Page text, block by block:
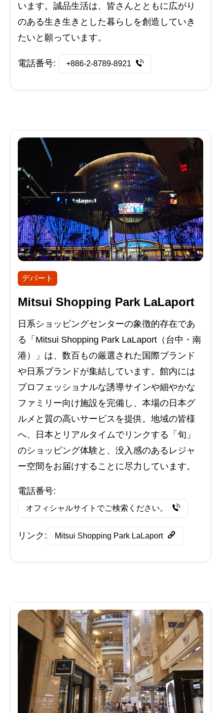
います。誠品生活は、皆さんとともに広がり
のある生き生きとした暮らしを創造していき
たいと願っています。
電話番号: +886-2-8789-8921
デパート
Mitsui Shopping Park LaLaport
日系ショッピングセンターの象徴的存在であ
る「Mitsui Shopping Park LaLaport（台中・南
港）」は、数百もの厳選された国際ブランド
や日系ブランドが集結しています。館内には
プロフェッショナルな誘導サインや細やかな
ファミリー向け施設を完備し、本場の日本グ
ルメと質の高いサービスを提供。地域の皆様
へ、日本とリアルタイムでリンクする「旬」
のショッピング体験と、没入感のあるレジャ
ー空間をお届けすることに尽力しています。
電話番号:
オフィシャルサイトでご検索ください。
リンク: Mitsui Shopping Park LaLaport